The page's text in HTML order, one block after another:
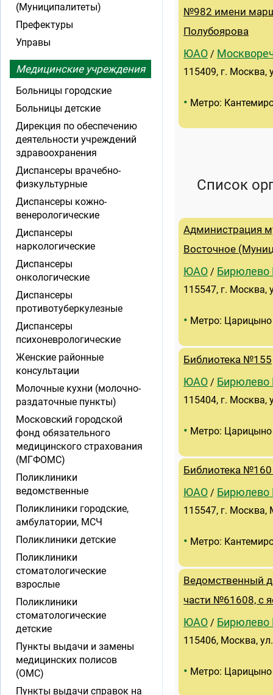
№982 имени
Полубоярова
ЮАО /
115409, г. Москва,
• Метро:
Список
Администрация
Восточное
ЮАО / Бирюлево
115547, г. Москва,
• Метро: Царицыно
Библиотека №155
ЮАО / Бирюлево
115404, г. Москва,
• Метро: Царицыно
Библиотека №160
ЮАО / Бирюлево
115547, г. Москва,
• Метро:
Ведомственный
части №61608, с
ЮАО / Бирюлево
115406, Москва,
• Метро: Царицыно
(Муниципалитеты)
Префектуры
Управы
Медицинские учреждения
Больницы городские
Больницы детские
Дирекция по обеспечению
деятельности учреждений
здравоохранения
Диспансеры врачебно-
физкультурные
Диспансеры кожно-
венерологические
Диспансеры
наркологические
Диспансеры
онкологические
Диспансеры
противотуберкулезные
Диспансеры
психоневрологические
Женские районные
консультации
Молочные кухни (молочно-
раздаточные пункты)
Московский городской
фонд обязательного
медицинского страхования
(МГФОМС)
Поликлиники
ведомственные
Поликлиники городские,
амбулатории, МСЧ
Поликлиники детские
Поликлиники
стоматологические
взрослые
Поликлиники
стоматологические
детские
Пункты выдачи и замены
медицинских полисов
(ОМС)
Пункты выдачи справок на